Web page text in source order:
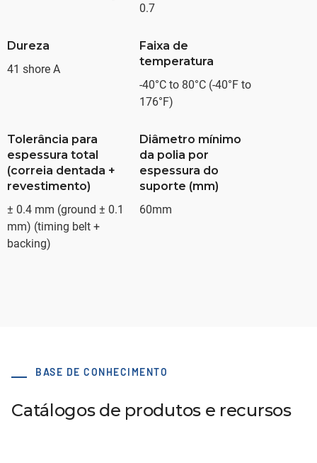
0.7
Dureza
41 shore A
Faixa de
temperatura
-40°C to 80°C (-40°F to
176°F)
Tolerância para
espessura total
(correia dentada +
revestimento)
± 0.4 mm (ground ± 0.1
mm) (timing belt +
backing)
Diâmetro mínimo
da polia por
espessura do
suporte (mm)
60mm
BASE DE CONHECIMENTO
Catálogos de produtos e recursos